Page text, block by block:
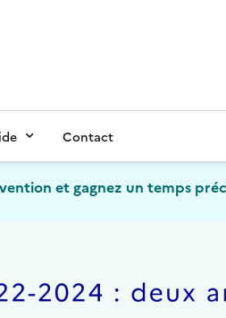
Contact
et gagnez un temps